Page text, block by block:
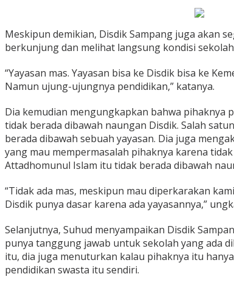
Meskipun demikian, Disdik Sampang juga akan
berkunjung dan melihat langsung kondisi
“Yayasan mas. Yayasan bisa ke Disdik bisa ke
Namun ujung-ujungnya pendidikan,” katanya.
Dia kemudian mengungkapkan bahwa pihaknya
tidak berada dibawah naungan Disdik. Salah
berada dibawah sebuah yayasan. Dia juga
yang mau mempermasalah pihaknya karena
Attadhomunul Islam itu tidak berada dibawah
“Tidak ada mas, meskipun mau diperkarakan
Disdik punya dasar karena ada yayasannya,”
Selanjutnya, Suhud menyampaikan Disdik
punya tanggung jawab untuk sekolah yang ada
itu, dia juga menuturkan kalau pihaknya itu
pendidikan swasta itu sendiri.